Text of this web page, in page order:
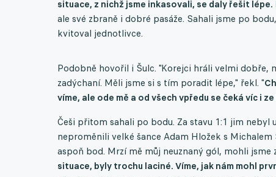
situace, z nichž jsme inkasovali, se daly řešit lépe.
ale své zbraně i dobré pasáže. Sahali jsme po
kvitoval jednotlivce.
Podobně hovořil i Šulc. "Korejci hráli velmi dobře,
zadýchaní. Měli jsme si s tím poradit lépe," řekl. "
víme, ale ode mě a od všech vpředu se čeká víc i ze
Češi přitom sahali po bodu. Za stavu 1:1 jim nebyl
neproměnili velké šance Adam Hložek s
aspoň bod. Mrzí mě můj neuznaný gól, mohli jsme
situace, byly trochu laciné. Víme, jak nám mohl